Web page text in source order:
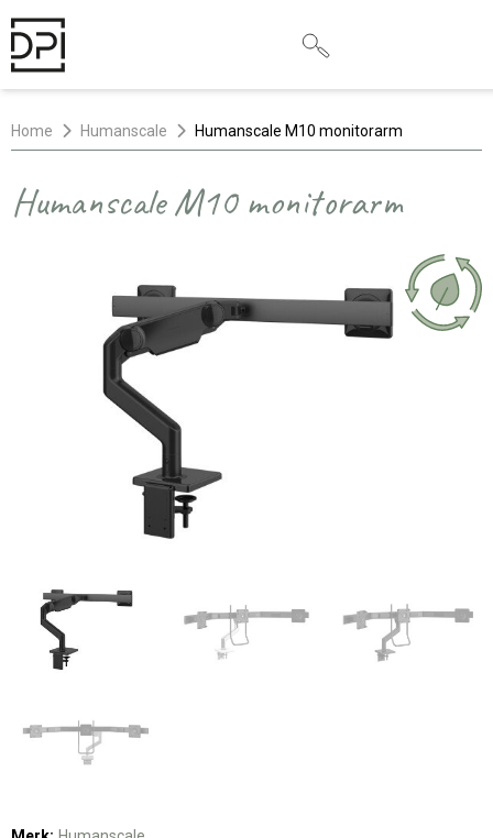
Home Humanscale Humanscale M10 monitorarm
Humanscale M10 monitorarm